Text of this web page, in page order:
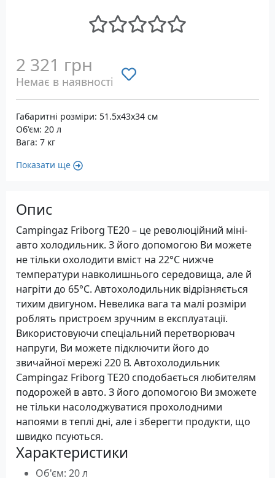
2 321 грн
Немає в наявності
Габаритні розміри: 51.5x43x34 см
Об'єм: 20 л
Вага: 7 кг
Показати ще
Опис
Campingaz Friborg TE20 – це революційний міні-
авто холодильник. З його допомогою Ви можете
не тільки охолодити вміст на 22°C нижче
температури навколишнього середовища, але й
нагріти до 65°C. Автохолодильник відрізняється
тихим двигуном. Невелика вага та малі розміри
роблять пристроєм зручним в експлуатації.
Використовуючи спеціальний перетворювач
напруги, Ви можете підключити його до
звичайної мережі 220 В. Автохолодильник
Campingaz Friborg TE20 сподобається любителям
подорожей в авто. З його допомогою Ви зможете
не тільки насолоджуватися прохолодними
напоями в теплі дні, але і зберегти продукти, що
швидко псуються.
Характеристики
Об'єм: 20 л